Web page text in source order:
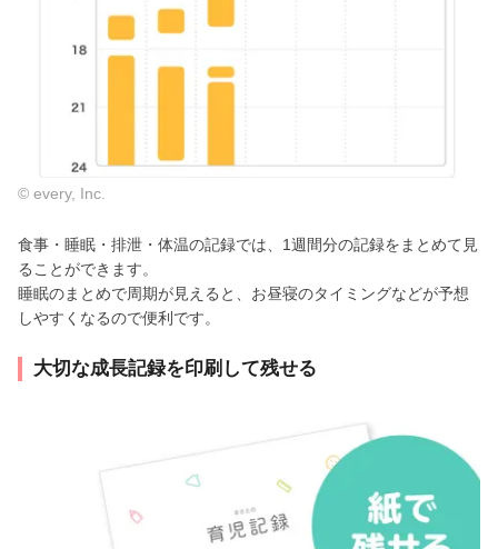
© every, Inc.
食事・睡眠・排泄・体温の記録では、1週間分の記録をまとめて見
ることができます。
睡眠のまとめで周期が見えると、お昼寝のタイミングなどが予想
しやすくなるので便利です。
大切な成長記録を印刷して残せる